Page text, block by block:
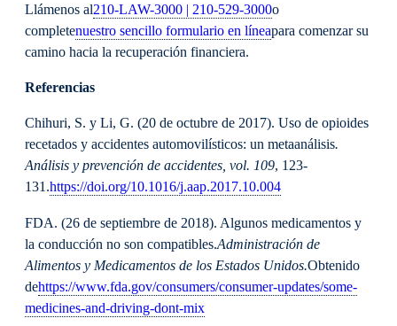
Llámenos al210-LAW-3000 | 210-529-3000o
completenuestro sencillo formulario en líneapara comenzar su
camino hacia la recuperación financiera.
Referencias
Chihuri, S. y Li, G. (20 de octubre de 2017). Uso de opioides
recetados y accidentes automovilísticos: un metaanálisis.
Análisis y prevención de accidentes, vol. 109, 123-
131.https://doi.org/10.1016/j.aap.2017.10.004
FDA. (26 de septiembre de 2018). Algunos medicamentos y
la conducción no son compatibles.Administración de
Alimentos y Medicamentos de los Estados Unidos.Obtenido
dehttps://www.fda.gov/consumers/consumer-updates/some-
medicines-and-driving-dont-mix